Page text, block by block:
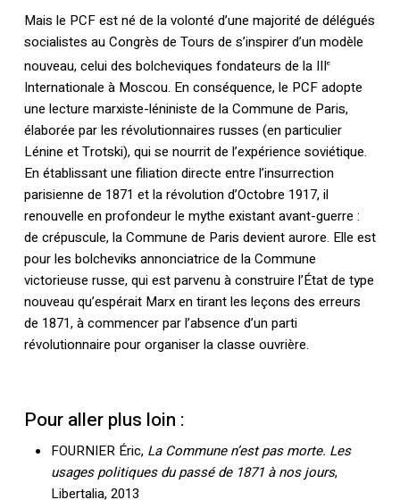
Mais le PCF est né de la volonté d’une majorité de délégués
socialistes au Congrès de Tours de s’inspirer d’un modèle
nouveau, celui des bolcheviques fondateurs de la IIIe
Internationale à Moscou. En conséquence, le PCF adopte
une lecture marxiste-léniniste de la Commune de Paris,
élaborée par les révolutionnaires russes (en particulier
Lénine et Trotski), qui se nourrit de l’expérience soviétique.
En établissant une filiation directe entre l’insurrection
parisienne de 1871 et la révolution d’Octobre 1917, il
renouvelle en profondeur le mythe existant avant-guerre :
de crépuscule, la Commune de Paris devient aurore. Elle est
pour les bolcheviks annonciatrice de la Commune
victorieuse russe, qui est parvenu à construire l’État de type
nouveau qu’espérait Marx en tirant les leçons des erreurs
de 1871, à commencer par l’absence d’un parti
révolutionnaire pour organiser la classe ouvrière.
Pour aller plus loin :
FOURNIER Éric, La Commune n’est pas morte. Les
usages politiques du passé de 1871 à nos jours,
Libertalia, 2013